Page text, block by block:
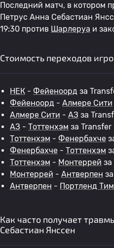
Последний матч, в котором
Петрус Анна Себастиан
19:30 против Шарлеруа и
Стоимость переходов
НЕК - Фейеноорд за
Фейеноорд - Алмере Сити
Алмере Сити - АЗ за
АЗ - Тоттенхэм за Transfer
Тоттенхэм - Фенербахче
Фенербахче - Тоттенхэм
Тоттенхэм - Монтеррей
Монтеррей - Антверпен
Антверпен - Портленд
Как часто получает
Себастиан Янссен